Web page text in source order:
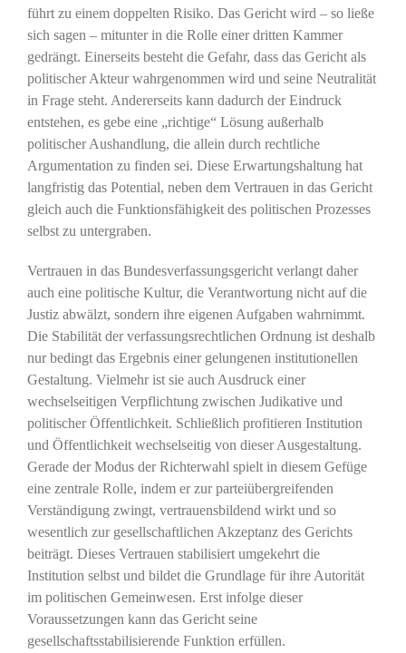
führt zu einem doppelten Risiko. Das Gericht wird – so ließe
sich sagen – mitunter in die Rolle einer dritten Kammer
gedrängt. Einerseits besteht die Gefahr, dass das Gericht als
politischer Akteur wahrgenommen wird und seine Neutralität
in Frage steht. Andererseits kann dadurch der Eindruck
entstehen, es gebe eine „richtige“ Lösung außerhalb
politischer Aushandlung, die allein durch rechtliche
Argumentation zu finden sei. Diese Erwartungshaltung hat
langfristig das Potential, neben dem Vertrauen in das Gericht
gleich auch die Funktionsfähigkeit des politischen Prozesses
selbst zu untergraben.
Vertrauen in das Bundesverfassungsgericht verlangt daher
auch eine politische Kultur, die Verantwortung nicht auf die
Justiz abwälzt, sondern ihre eigenen Aufgaben wahrnimmt.
Die Stabilität der verfassungsrechtlichen Ordnung ist deshalb
nur bedingt das Ergebnis einer gelungenen institutionellen
Gestaltung. Vielmehr ist sie auch Ausdruck einer
wechselseitigen Verpflichtung zwischen Judikative und
politischer Öffentlichkeit. Schließlich profitieren Institution
und Öffentlichkeit wechselseitig von dieser Ausgestaltung.
Gerade der Modus der Richterwahl spielt in diesem Gefüge
eine zentrale Rolle, indem er zur parteiübergreifenden
Verständigung zwingt, vertrauensbildend wirkt und so
wesentlich zur gesellschaftlichen Akzeptanz des Gerichts
beiträgt. Dieses Vertrauen stabilisiert umgekehrt die
Institution selbst und bildet die Grundlage für ihre Autorität
im politischen Gemeinwesen. Erst infolge dieser
Voraussetzungen kann das Gericht seine
gesellschaftsstabilisierende Funktion erfüllen.